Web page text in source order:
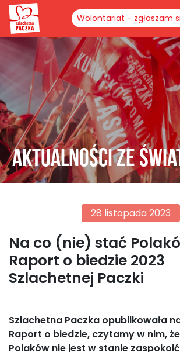
Wolontariat - zgłaszam
Aktualności ze
28 listopada 2023
Na co (nie) stać
Raport o biedzie 2023
Szlachetnej Paczki
Szlachetna Paczka opublikowała
Raport o biedzie, czytamy w nim, że
Polaków nie jest w stanie